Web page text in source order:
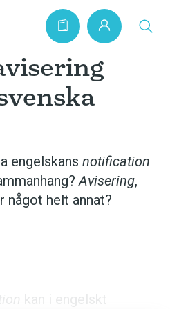
engelskans notification
Avisering,
något helt annat?